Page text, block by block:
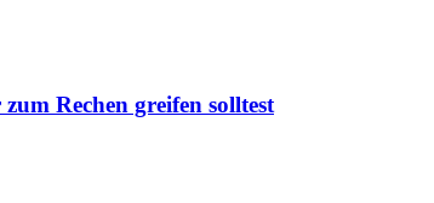
Rechen greifen solltest